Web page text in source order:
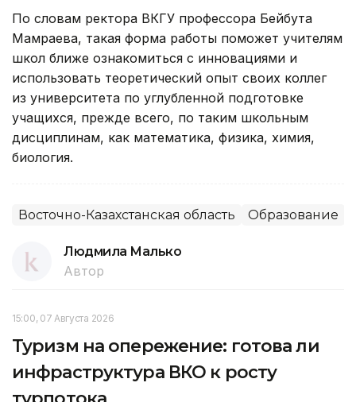
По словам ректора ВКГУ профессора Бейбута
Мамраева, такая форма работы поможет учителям
школ ближе ознакомиться с инновациями и
использовать теоретический опыт своих коллег
из университета по углубленной подготовке
учащихся, прежде всего, по таким школьным
дисциплинам, как математика, физика, химия,
биология.
Восточно-Казахстанская область Образование
Людмила Малько
Автор
15:00, 07 Августа 2026
Туризм на опережение: готова ли
инфраструктура ВКО к росту